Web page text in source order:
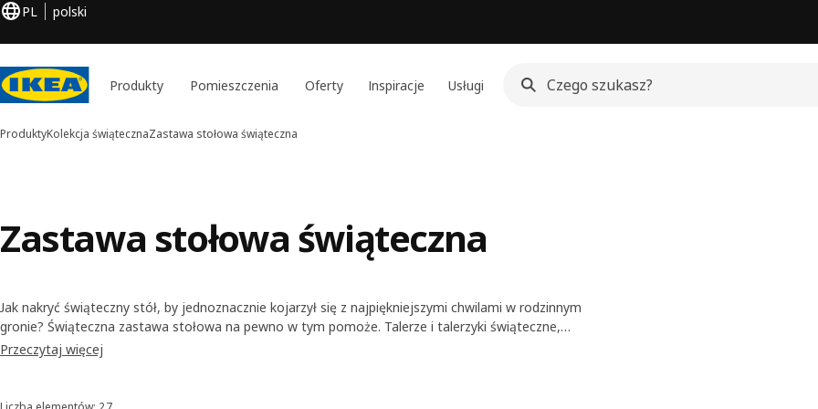
PL polski
Produkty Pomieszczenia Oferty Inspiracje Usługi
ProduktyKolekcja świątecznaZastawa stołowa świąteczna
Zastawa stołowa świąteczna
Jak nakryć świąteczny stół, by jednoznacznie kojarzył się z najpiękniejszymi chwilami w rodzinnym
gronie? Świąteczna zastawa stołowa na pewno w tym pomoże. Talerze i talerzyki świąteczne,
jednobarwne i dekorowane, to jedna z naszych propozycji. Mamy też wiele innych naczyń do
Przeczytaj więcej